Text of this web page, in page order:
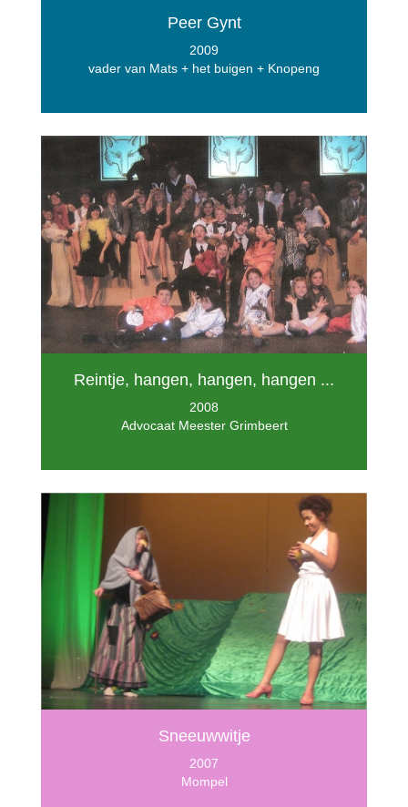
Peer Gynt
2009
vader van Mats + het buigen + Knopeng
Reintje, hangen, hangen, hangen ...
2008
Advocaat Meester Grimbeert
Sneeuwwitje
2007
Mompel